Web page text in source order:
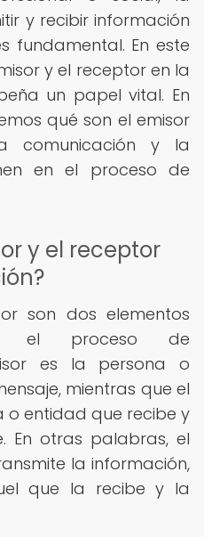
y recibir información
fundamental. En este
y el receptor en la
un papel vital. En
qué son el emisor
y la
en el proceso de
y el receptor
son dos elementos
el proceso de
es la persona o
mientras que el
o entidad que recibe y
En otras palabras, el
la información,
que la recibe y la